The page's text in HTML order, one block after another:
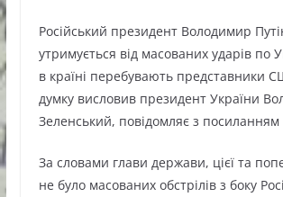
Російський президент Володимир
утримується від масованих ударів по
в країні перебувають представники
думку висловив президент України
Зеленський, повідомляє з посиланням
За словами глави держави, цієї та
не було масованих обстрілів з боку